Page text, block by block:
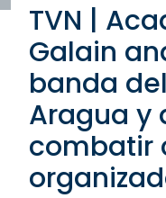
TVN |
Galain
banda
Aragua y
combatir